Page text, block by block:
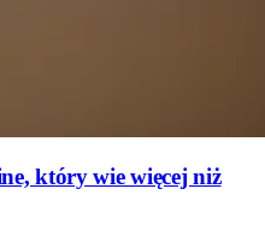
który wie więcej niż